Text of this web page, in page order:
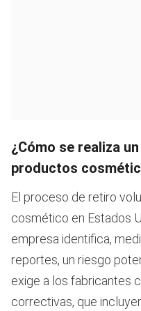
¿Cómo se realiza
productos
El proceso de retiro
cosmético en Estados
empresa identifica,
reportes, un riesgo
exige a los fabricantes
correctivas, que